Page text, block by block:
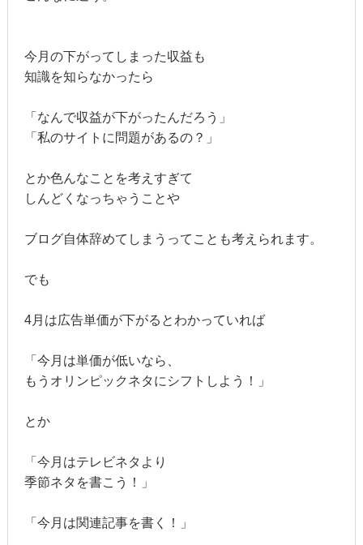
今月の下がってしまった収益も
知識を知らなかったら
「なんで収益が下がったんだろう」
「私のサイトに問題があるの？」
とか色んなことを考えすぎて
しんどくなっちゃうことや
ブログ自体辞めてしまうってことも考えられます。
でも
4月は広告単価が下がるとわかっていれば
「今月は単価が低いなら、
もうオリンピックネタにシフトしよう！」
とか
「今月はテレビネタより
季節ネタを書こう！」
「今月は関連記事を書く！」